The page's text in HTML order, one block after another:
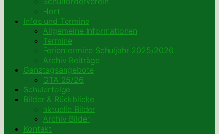
Hort
Infos und Termine
Allgemeine Informationen
Termine
Ferientermine Schuljahr 2025/2026
Archiv Beiträge
Ganztagsangebote
GTA 25/26
Schulerfolge
Bilder & Rückblicke
aktuelle Bilder
Archiv Bilder
Kontakt